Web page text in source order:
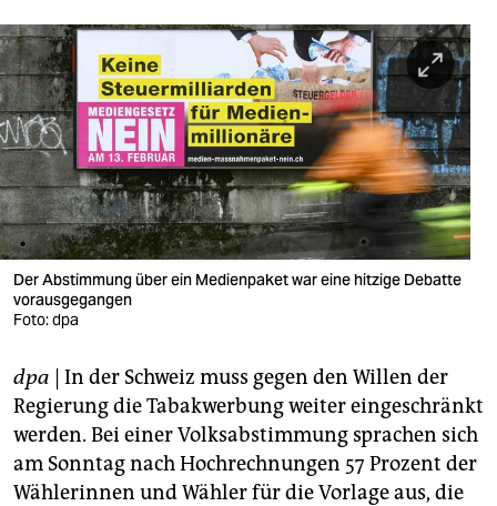
sport
berlin
nord
wahrheit
verlag
verlag
veranstaltungen
fragen & hilfe
unterstützen
abo
Der Abstimmung über ein Medienpaket war eine hitzige Debatte
vorausgegangen
Foto: dpa
dpa | In der Schweiz muss gegen den Willen der
Regierung die Tabakwerbung weiter eingeschränkt
werden. Bei einer Volksabstimmung sprachen sich
am Sonntag nach Hochrechnungen 57 Prozent der
Wählerinnen und Wähler für die Vorlage aus, die